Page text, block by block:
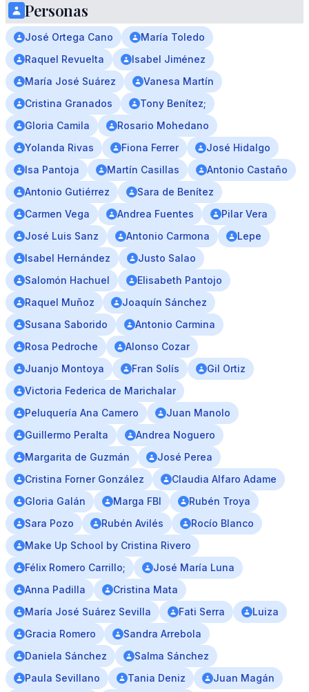
Personas
José Ortega Cano
María Toledo
Raquel Revuelta
Isabel Jiménez
María José Suárez
Vanesa Martín
Cristina Granados
Tony Benítez;
Gloria Camila
Rosario Mohedano
Yolanda Rivas
Fiona Ferrer
José Hidalgo
Isa Pantoja
Martín Casillas
Antonio Castaño
Antonio Gutiérrez
Sara de Benítez
Carmen Vega
Andrea Fuentes
Pilar Vera
José Luis Sanz
Antonio Carmona
Lepe
Isabel Hernández
Justo Salao
Salomón Hachuel
Elisabeth Pantojo
Raquel Muñoz
Joaquín Sánchez
Susana Saborido
Antonio Carmina
Rosa Pedroche
Alonso Cozar
Juanjo Montoya
Fran Solís
Gil Ortiz
Victoria Federica de Marichalar
Peluquería Ana Camero
Juan Manolo
Guillermo Peralta
Andrea Noguero
Margarita de Guzmán
José Perea
Cristina Forner González
Claudia Alfaro Adame
Gloria Galán
Marga FBI
Rubén Troya
Sara Pozo
Rubén Avilés
Rocío Blanco
Make Up School by Cristina Rivero
Félix Romero Carrillo;
José María Luna
Anna Padilla
Cristina Mata
María José Suárez Sevilla
Fati Serra
Luiza
Gracia Romero
Sandra Arrebola
Daniela Sánchez
Salma Sánchez
Paula Sevillano
Tania Deniz
Juan Magán